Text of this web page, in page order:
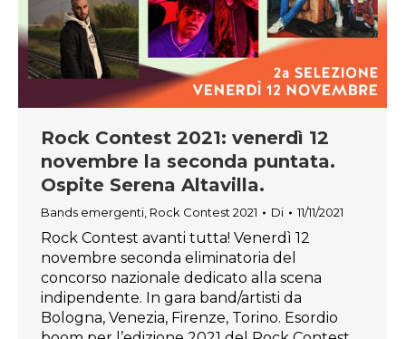
Rock Contest 2021: venerdì 12
novembre la seconda puntata.
Ospite Serena Altavilla.
Bands emergenti Rock Contest 2021 Di 11/11/2021
Rock Contest avanti tutta! Venerdì 12
novembre seconda eliminatoria del
concorso nazionale dedicato alla scena
indipendente. In gara band/artisti da
Bologna, Venezia, Firenze, Torino. Esordio